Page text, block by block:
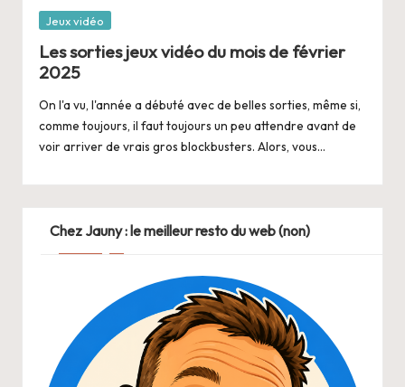
Posted
Jeux vidéo
Les sorties jeux vidéo du mois de février
2025
On l'a vu, l'année a débuté avec de belles sorties, même si,
comme toujours, il faut toujours un peu attendre avant de
voir arriver de vrais gros blockbusters. Alors, vous…
Chez Jauny : le meilleur resto du web (non)